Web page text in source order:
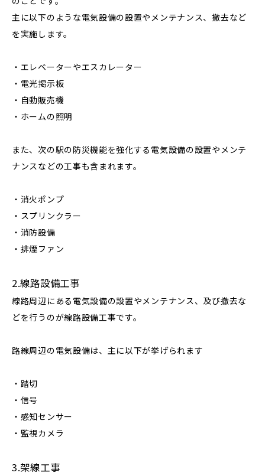
主に以下のような電気設備の設置やメンテナンス、撤去など
を実施します。
・エレベーターやエスカレーター
・電光掲示板
・自動販売機
・ホームの照明
また、次の駅の防災機能を強化する電気設備の設置やメンテ
ナンスなどの工事も含まれます。
・消火ポンプ
・スプリンクラー
・消防設備
・排煙ファン
2.線路設備工事
線路周辺にある電気設備の設置やメンテナンス、及び撤去な
どを行うのが線路設備工事です。
路線周辺の電気設備は、主に以下が挙げられます
・踏切
・信号
・感知センサー
・監視カメラ
3.架線工事